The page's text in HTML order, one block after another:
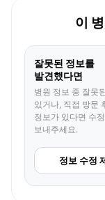
이
잘못된 정보를
발견했다면
병원 정보 중 잘못
있거나, 직접 방문
정보가 있다면 수
보내주세요.
정보 수정